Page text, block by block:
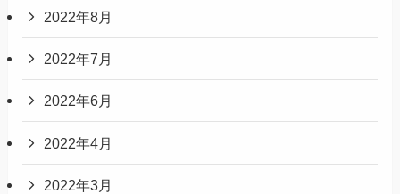
2022年8月
2022年7月
2022年6月
2022年4月
2022年3月